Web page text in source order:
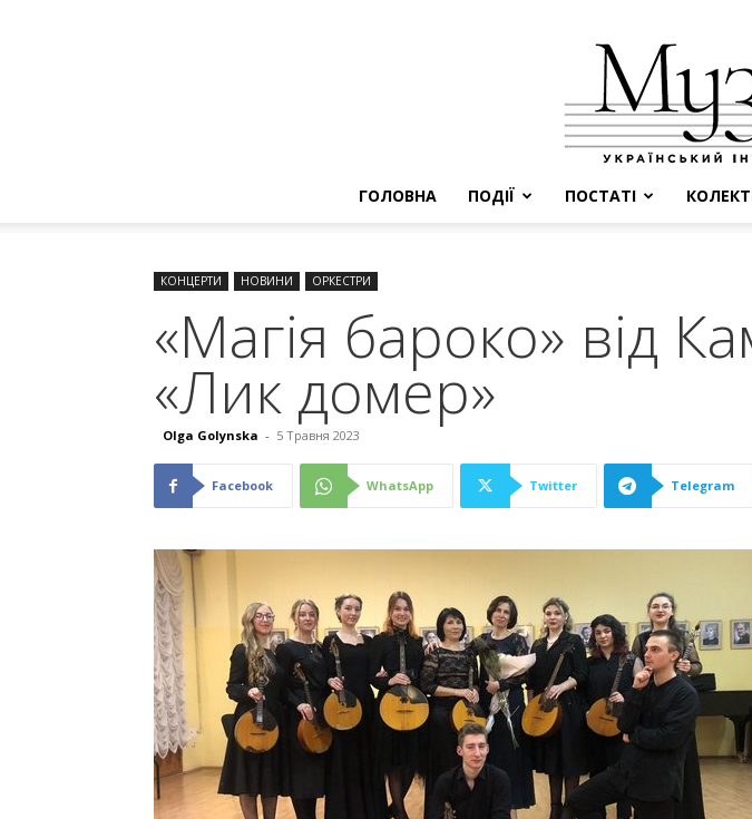
ГОЛОВНА ПОДІЇ ПОСТАТІ
КОНЦЕРТИ НОВИНИ ОРКЕСТРИ
«Магія бароко» від
«Лик домер»
Olga Golynska - 5 Травня 2023
Facebook WhatsApp Twitter Telegram